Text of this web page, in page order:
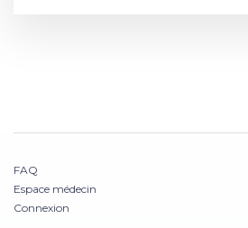
FAQ
Espace médecin
Connexion